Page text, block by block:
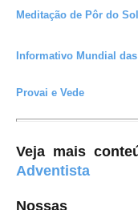
Meditação de Pôr do Sol
Informativo Mundial
Provai e Vede
Veja mais
Adventista
Nossas